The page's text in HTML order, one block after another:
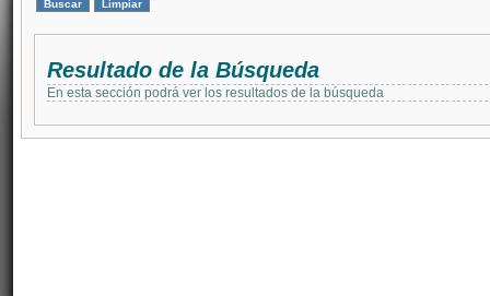
Resultado de la Búsqueda
En esta sección podrá ver los resultados de la búsqueda